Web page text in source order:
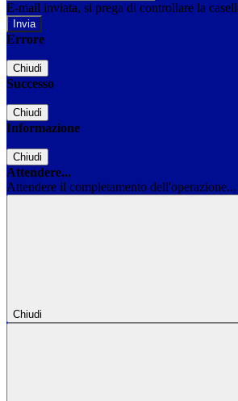
E-mail inviata, si prega di controllare la
Errore
Chiudi
Successo
Chiudi
Informazione
Chiudi
Attendere...
Attendere il completamento dell'operazione...
Chiudi